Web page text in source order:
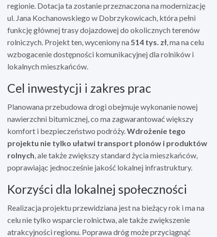
regionie. Dotacja ta zostanie przeznaczona na modernizację
ul. Jana Kochanowskiego w Dobrzykowicach, która pełni
funkcję głównej trasy dojazdowej do okolicznych terenów
rolniczych. Projekt ten, wyceniony na514 tys. zł, ma na celu
wzbogacenie dostępności komunikacyjnej dla rolników i
lokalnych mieszkańców.
Cel inwestycji i zakres prac
Planowana przebudowa drogi obejmuje wykonanie nowej
nawierzchni bitumicznej, co ma zagwarantować większy
komfort i bezpieczeństwo podróży.Wdrożenie tego
projektu nie tylko ułatwi transport plonów i produktów
rolnych, ale także zwiększy standard życia mieszkańców,
poprawiając jednocześnie jakość lokalnej infrastruktury.
Korzyści dla lokalnej społeczności
Realizacja projektu przewidziana jest na bieżący rok i ma na
celu nie tylko wsparcie rolnictwa, ale także zwiększenie
atrakcyjności regionu. Poprawa dróg może przyciągnąć